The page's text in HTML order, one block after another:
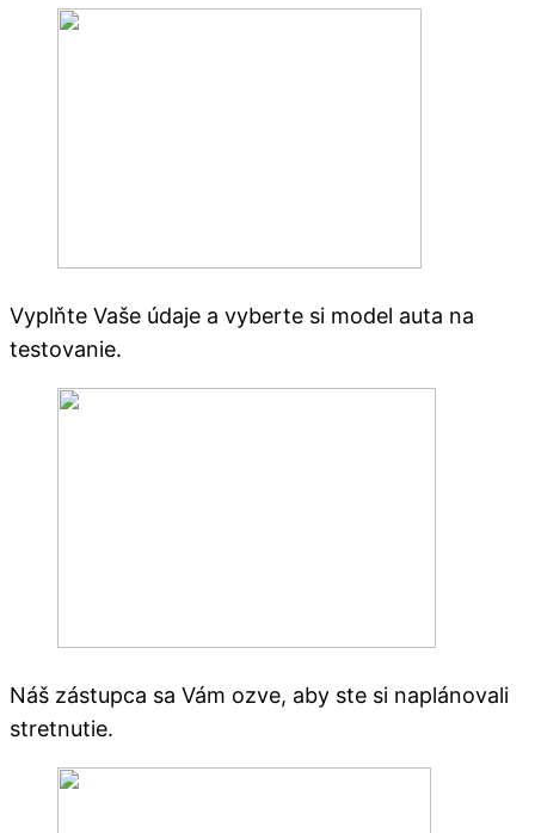
Vyplňte Vaše údaje a vyberte si model auta na
testovanie.
Náš zástupca sa Vám ozve, aby ste si naplánovali
stretnutie.